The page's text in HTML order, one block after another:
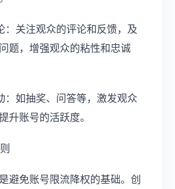
：关注观众的评论和反馈，及
题，增强观众的粘性和忠诚
：如抽奖、问答等，激发观众
升账号的活跃度。
避免账号限流降权的基础。创